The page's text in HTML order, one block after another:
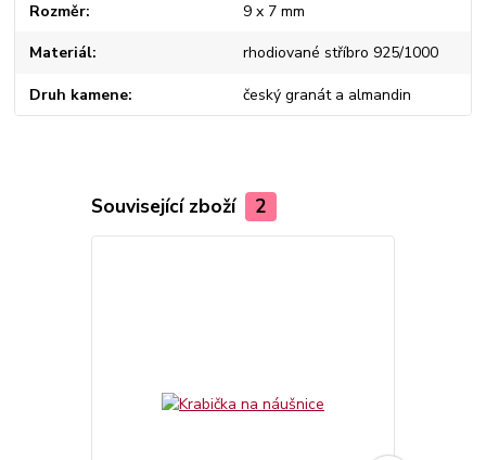
Rozměr 9 x 7 mm
Materiál rhodiované stříbro 925/1000
Druh kamene český granát a almandin
Související zboží 2